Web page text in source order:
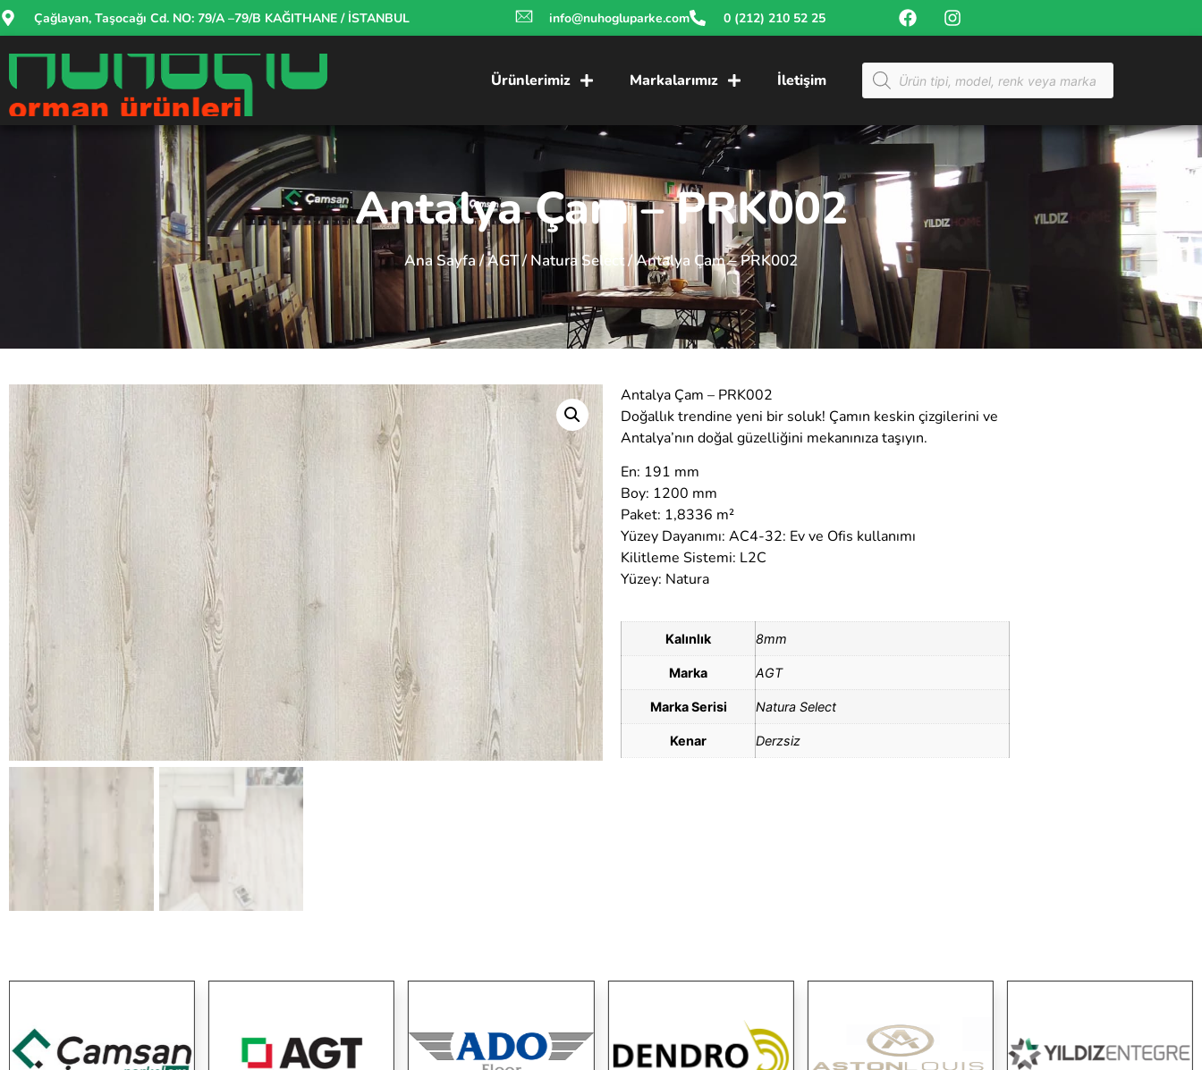
Çağlayan, Taşocağı Cd. NO: 79/A –79/B KAĞITHANE / İSTANBUL info@nuhogluparke.com 0 (212) 210 52 25
Ürünlerimiz Markalarımız İletişim
Antalya Çam – PRK002
Ana Sayfa/AGT/Natura Select/ Antalya Çam – PRK002
Antalya Çam – PRK002
Doğallık trendine yeni bir soluk! Çamın keskin çizgilerini ve
Antalya’nın doğal güzelliğini mekanınıza taşıyın.
En: 191 mm
Boy: 1200 mm
Paket: 1,8336 m²
Yüzey Dayanımı: AC4-32: Ev ve Ofis kullanımı
Kilitleme Sistemi: L2C
Yüzey: Natura
Kalınlık 8mm
Marka AGT
Marka Serisi Natura Select
Kenar Derzsiz